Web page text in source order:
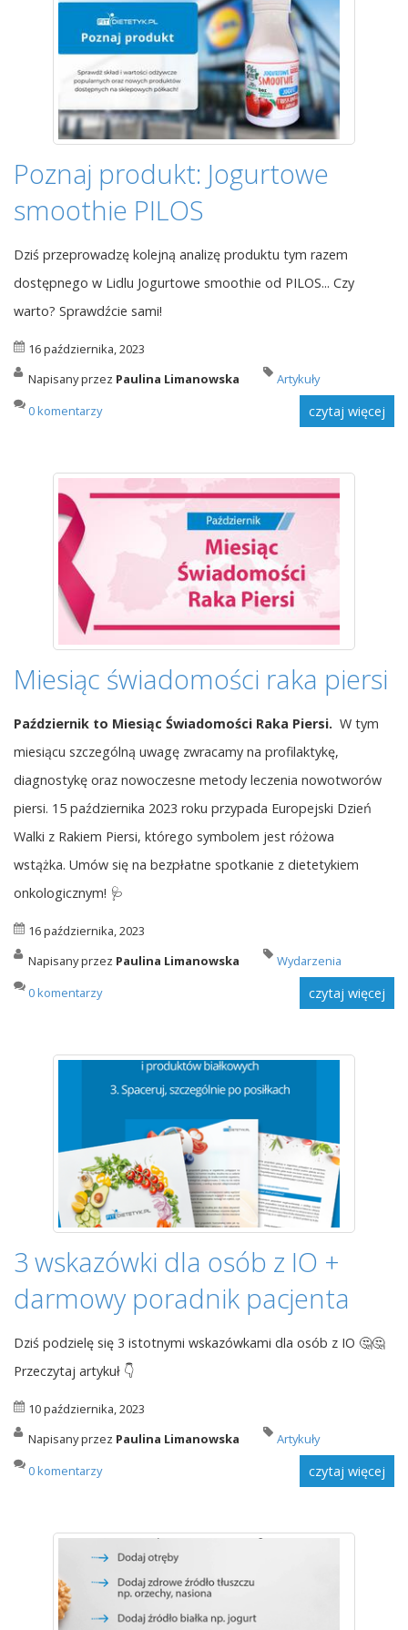
Poznaj produkt: Jogurtowe
smoothie PILOS
Dziś przeprowadzę kolejną analizę produktu tym razem
dostępnego w Lidlu Jogurtowe smoothie od PILOS... Czy
warto? Sprawdźcie sami!
16 października, 2023
Napisany przez Paulina Limanowska
Artykuły
0 komentarzy
czytaj więcej
Miesiąc świadomości raka piersi
Październik to Miesiąc Świadomości Raka Piersi. W tym
miesiącu szczególną uwagę zwracamy na profilaktykę,
diagnostykę oraz nowoczesne metody leczenia nowotworów
piersi. 15 października 2023 roku przypada Europejski Dzień
Walki z Rakiem Piersi, którego symbolem jest różowa
wstążka. Umów się na bezpłatne spotkanie z dietetykiem
onkologicznym! 🩺
16 października, 2023
Napisany przez Paulina Limanowska
Wydarzenia
0 komentarzy
czytaj więcej
3 wskazówki dla osób z IO +
darmowy poradnik pacjenta
Dziś podzielę się 3 istotnymi wskazówkami dla osób z IO 🤔🤔
Przeczytaj artykuł 👇
10 października, 2023
Napisany przez Paulina Limanowska
Artykuły
0 komentarzy
czytaj więcej